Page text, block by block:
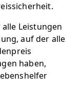
Leistungen
auf der alle
haben,